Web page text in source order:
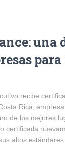
una
recibe
Rica,
de los mejores
certificada
altos